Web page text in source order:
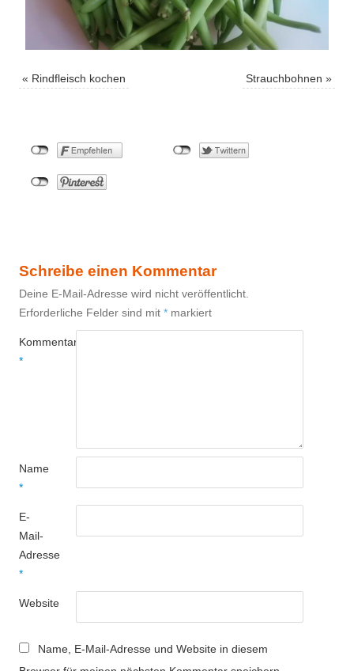
« Rindfleisch kochen Strauchbohnen »
Schreibe einen Kommentar
Deine E-Mail-Adresse wird nicht veröffentlicht.
Erforderliche Felder sind mit * markiert
Kommentar
*
Name
*
E-
Mail-
Adresse
*
Website
Name, E-Mail-Adresse und Website in diesem